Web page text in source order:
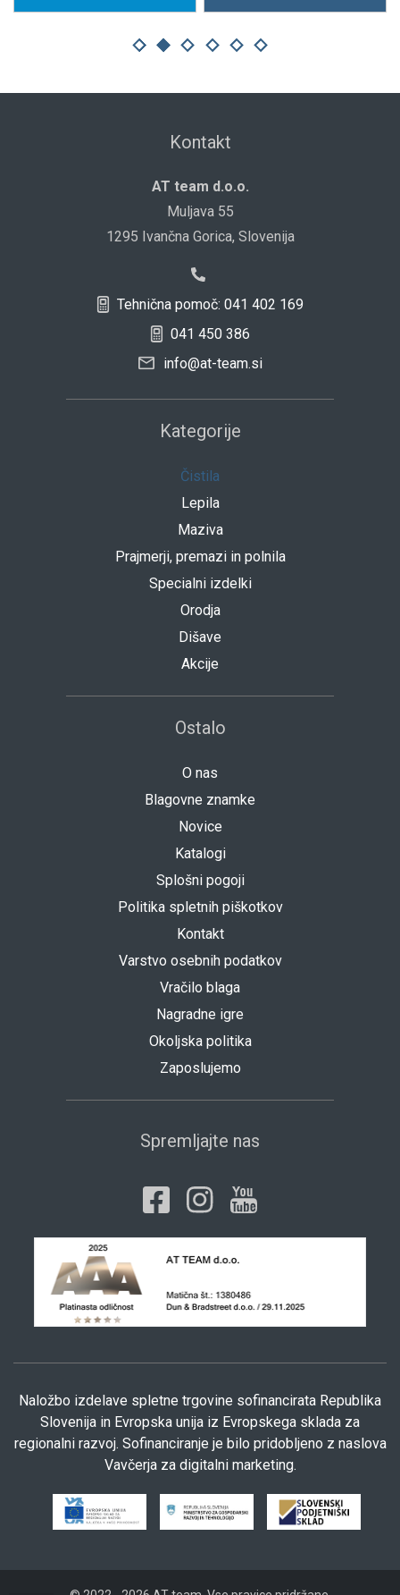
Kontakt
AT team d.o.o.
Muljava 55
1295 Ivančna Gorica, Slovenija
Tehnična pomoč: 041 402 169
041 450 386
info@at-team.si
Kategorije
Čistila
Lepila
Maziva
Prajmerji, premazi in polnila
Specialni izdelki
Orodja
Dišave
Akcije
Ostalo
O nas
Blagovne znamke
Novice
Katalogi
Splošni pogoji
Politika spletnih piškotkov
Kontakt
Varstvo osebnih podatkov
Vračilo blaga
Nagradne igre
Okoljska politika
Zaposlujemo
Spremljajte nas
Naložbo izdelave spletne trgovine sofinancirata Republika
Slovenija in Evropska unija iz Evropskega sklada za
regionalni razvoj. Sofinanciranje je bilo pridobljeno z naslova
Vavčerja za digitalni marketing.